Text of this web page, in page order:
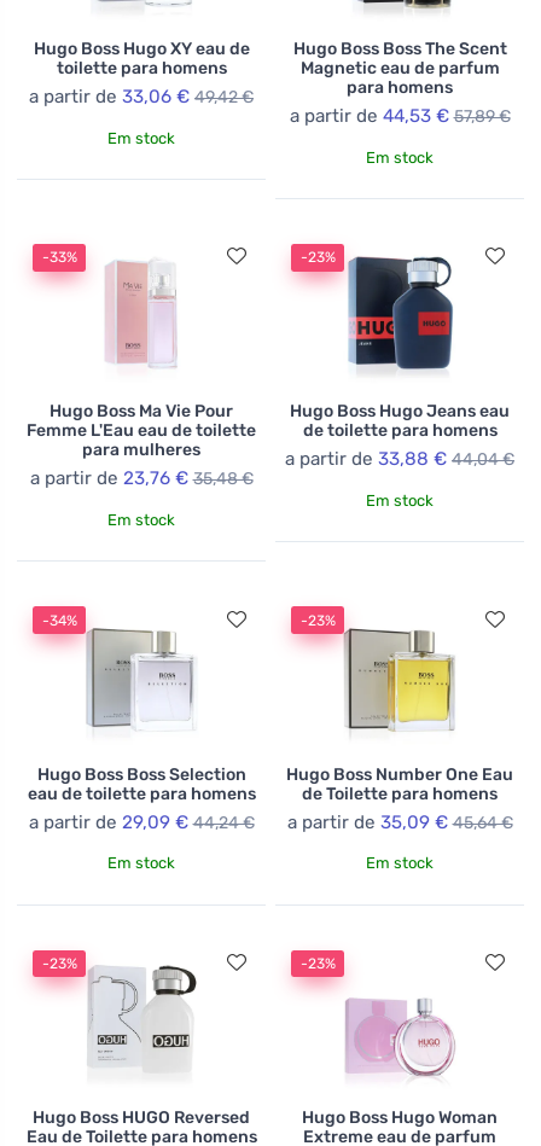
Hugo Boss Hugo XY eau de
toilette para homens
a partir de 33,06 € 49,42 €
Em stock
Hugo Boss Boss The Scent
Magnetic eau de parfum
para homens
a partir de 44,53 € 57,89 €
Em stock
-33%
Hugo Boss Ma Vie Pour
Femme L'Eau eau de toilette
para mulheres
a partir de 23,76 € 35,48 €
Em stock
-23%
Hugo Boss Hugo Jeans eau
de toilette para homens
a partir de 33,88 € 44,04 €
Em stock
-34%
Hugo Boss Boss Selection
eau de toilette para homens
a partir de 29,09 € 44,24 €
Em stock
-23%
Hugo Boss Number One Eau
de Toilette para homens
a partir de 35,09 € 45,64 €
Em stock
-23%
Hugo Boss HUGO Reversed
Eau de Toilette para homens
-23%
Hugo Boss Hugo Woman
Extreme eau de parfum